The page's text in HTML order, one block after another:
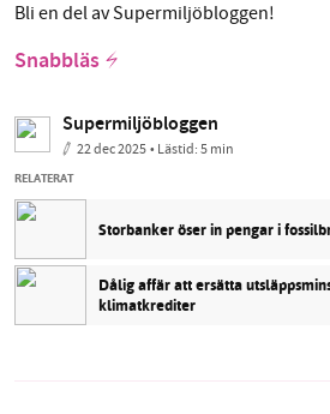
Bli en del av Supermiljöbloggen!
Snabbläs
Supermiljöbloggen
22 dec 2025• Lästid:5 min
RELATERAT
Storbanker öser in pengar i
Dålig affär att ersätta
klimatkrediter